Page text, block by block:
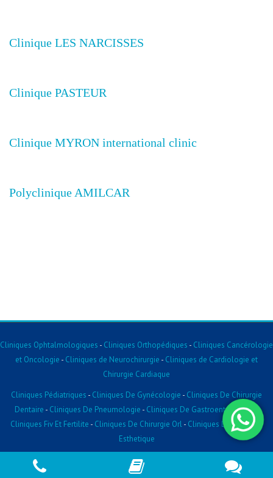
Clinique LES NARCISSES
Clinique PASTEUR
Clinique MYRON international clinic
Polyclinique AMILCAR
Cliniques Ophtalmologiques - Cliniques Orthopédiques - Cliniques Cancérologie
et Oncologie - Cliniques de Neurochirurgie - Cliniques de Cardiologie et
Chirurgie Cardiaque
Cliniques Pédiatriques - Cliniques De Gynécologie - Cliniques De Chirurgie
Dentaire - Cliniques De Pneumologie - Cliniques De Gastroentérologie -
Cliniques Fiv Et Fertilite - Cliniques De Chirurgie Orl- Cliniques De Chirurgie
Esthetique
2026 © Clinique.tn